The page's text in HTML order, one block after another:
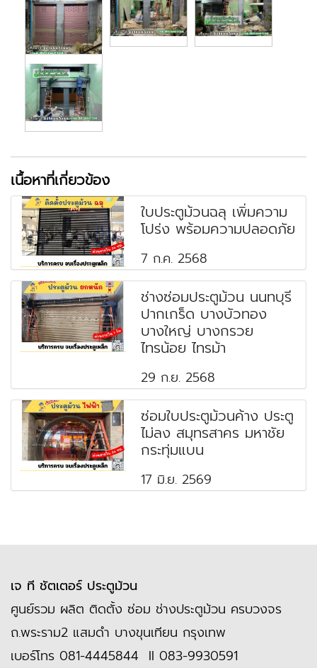
เนื้อหาที่เกี่ยวข้อง
ใบประตูม้วนฉลุ เพิ่มความ
โปร่ง พร้อมความปลอดภัย
7 ก.ค. 2568
ช่างซ่อมประตูม้วน นนทบุรี
ปากเกร็ด บางบัวทอง
บางใหญ่ บางกรวย
ไทรน้อย ไทรม้า
29 ก.ย. 2568
ซ่อมใบประตูม้วนค้าง ประตู
ไม่ลง สมุทรสาคร มหาชัย
กระทุ่มแบน
17 มิ.ย. 2569
เจ ที ชัตเตอร์ ประตูม้วน
ศูนย์รวม ผลิต ติดตั้ง ซ่อม ช่างประตูม้วน ครบวงจร
ถ.พระราม2 แสมดำ บางขุนเทียน กรุงเทพ
เบอร์โทร 081-4445844 II 083-9930591